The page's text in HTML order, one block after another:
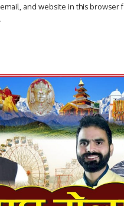
email, and website in this browser